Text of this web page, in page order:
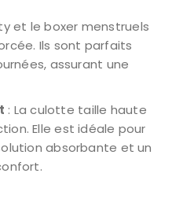
et le boxer menstruels
Ils sont parfaits
assurant une
: La culotte taille haute
Elle est idéale pour
absorbante et un